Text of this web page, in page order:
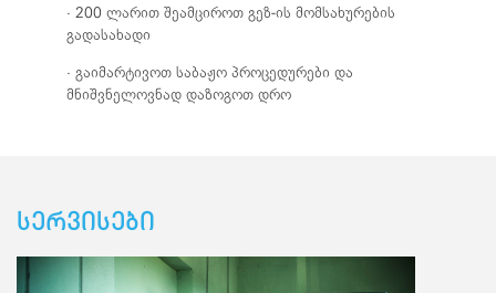
• 200 ლარით შეამციროთ გეზ-ის მომსახურების
გადასახადი
• გაიმარტივოთ საბაჟო პროცედურები და
მნიშვნელოვნად დაზოგოთ დრო
სერვისები